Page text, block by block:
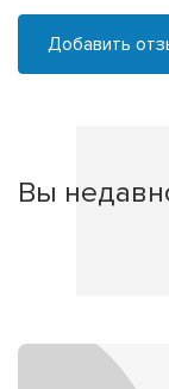
Добавить
Вы